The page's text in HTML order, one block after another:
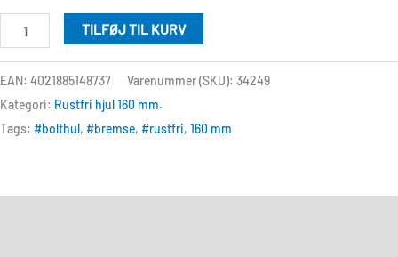
antal
TILFØJ TIL KURV
EAN: 4021885148737 Varenummer (SKU): 34249
Kategori: Rustfri hjul 160 mm.
Tags: #bolthul, #bremse, #rustfri, 160 mm